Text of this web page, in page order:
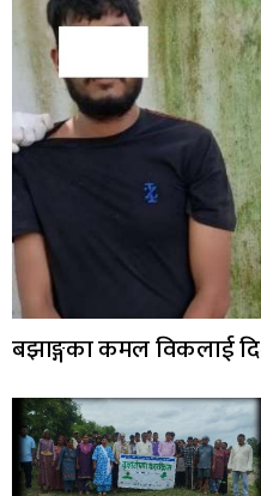
बझाङ्गका कमल विकलाई